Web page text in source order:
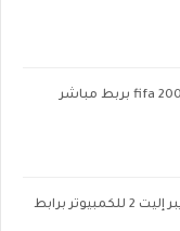
تحميل لعبة Sniper Elite 2 سنايبر إليت 2 للكمبيوتر برابط